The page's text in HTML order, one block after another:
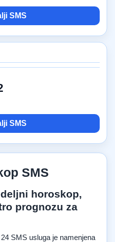
SMS
SMS
SMS
horoskop,
prognozu za
SMS usluga je namenjena